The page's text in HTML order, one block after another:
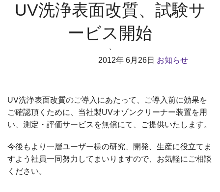
UV洗浄表面改質、試験サ
ービス開始
`
2012年 6月26日 お知らせ
UV洗浄表面改質のご導入にあたって、ご導入前に効果を
ご確認頂くために、当社製UVオゾンクリーナー装置を用
い、測定・評価サービスを無償にて、ご提供いたします。
今後もより一層ユーザー様の研究、開発、生産に役立てま
すよう社員一同努力してまいりますので、お気軽にご相談
ください。